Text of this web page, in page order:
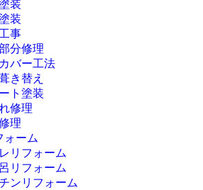
装
装
事
分修理
バー工法
き替え
ト塗装
修理
理
ォーム
リフォーム
リフォーム
ンリフォーム